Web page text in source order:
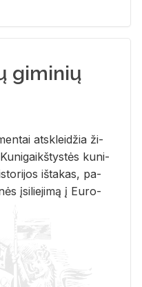
giminių
at­sklei­džia ži­
ku­ni­
iš­ta­kas, pa­
įsi­lie­ji­mą į Eu­ro­